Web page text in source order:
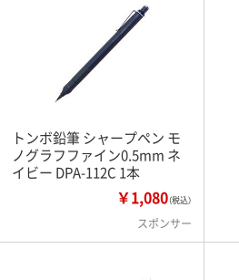
トンボ鉛筆 シャープペン モ
ノグラフファイン0.5mm ネ
イビー DPA-112C 1本
￥1,080（税込）
スポンサー